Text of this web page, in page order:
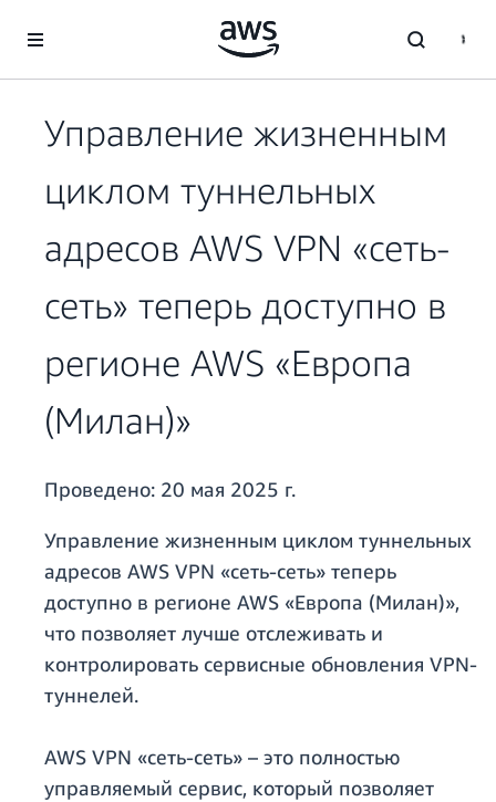
Перейти к главному контенту
Управление жизненным
циклом туннельных
адресов AWS VPN «сеть-
сеть» теперь доступно в
регионе AWS «Европа
(Милан)»
Проведено: 20 мая 2025 г.
Управление жизненным циклом туннельных
адресов AWS VPN «сеть-сеть» теперь
доступно в регионе AWS «Европа (Милан)»,
что позволяет лучше отслеживать и
контролировать сервисные обновления VPN-
туннелей.
AWS VPN «сеть-сеть» – это полностью
управляемый сервис, который позволяет